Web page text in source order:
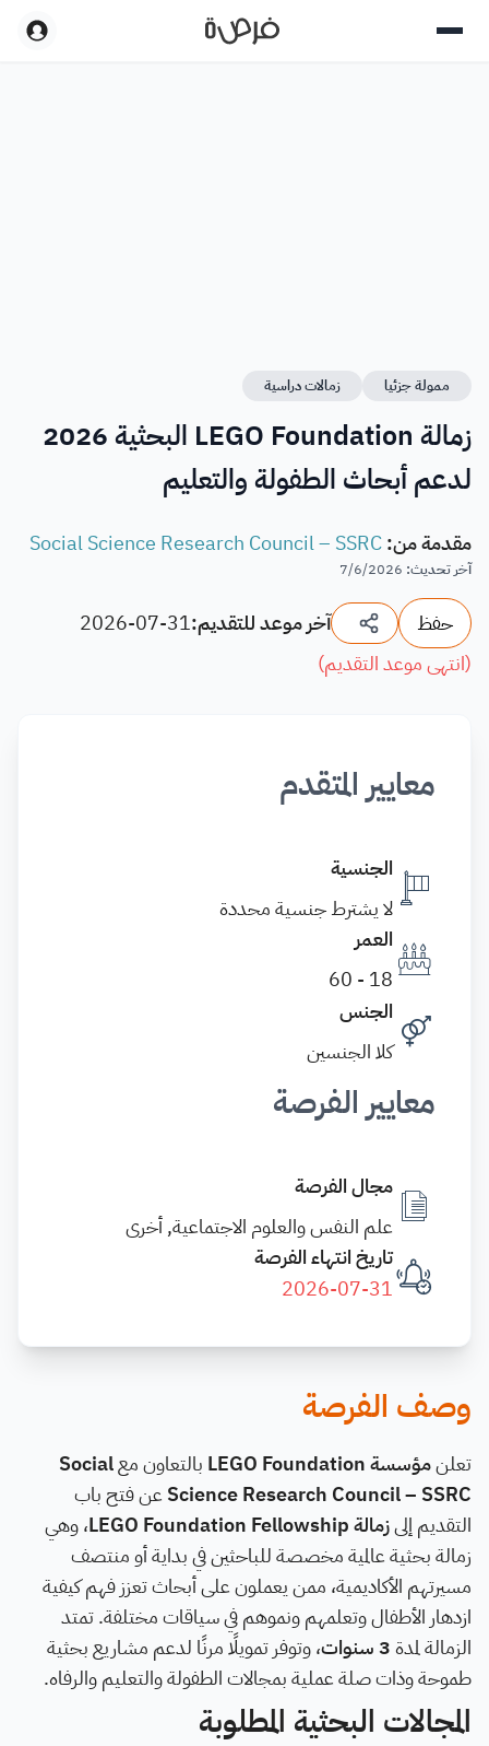
ممولة جزئيا زمالات دراسية
زمالة LEGO Foundation البحثية 2026
لدعم أبحاث الطفولة والتعليم
مقدمة من:
Social Science Research Council – SSRC
آخر تحديث:
7/6/2026
حفظ آخر موعد للتقديم:2026-07-31
(انتهى موعد التقديم)
معايير المتقدم
الجنسية
لا يشترط جنسية محددة
العمر
18 - 60
الجنس
كلا الجنسين
معايير الفرصة
مجال الفرصة
علم النفس والعلوم الاجتماعية, أخرى
تاريخ انتهاء الفرصة
2026-07-31
وصف الفرصة
تعلنمؤسسة LEGO Foundation بالتعاون معSocial
Science Research Council – SSRC عن فتح باب
التقديم إلىزمالة LEGO Foundation Fellowship
، وهي
زمالة بحثية عالمية مخصصة للباحثين في بداية أو منتصف
مسيرتهم الأكاديمية، ممن يعملون على أبحاث تعزز فهم كيفية
ازدهار الأطفال وتعلمهم ونموهم في سياقات مختلفة. تمتد
الزمالة لمدة3 سنوات
، وتوفر تمويلًا مرنًا لدعم مشاريع بحثية
طموحة وذات صلة عملية بمجالات الطفولة والتعليم والرفاه.
المجالات البحثية المطلوبة